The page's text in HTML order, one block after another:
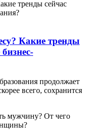
Какие тренды
продолжает
всего, сохранится